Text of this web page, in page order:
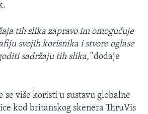
tih slika zapravo im omogućuje
svojih korisnika i stvore oglase
sadržaju tih slika,''dodaje
se više koristi u sustavu globalne
kod britanskog skenera ThruVis